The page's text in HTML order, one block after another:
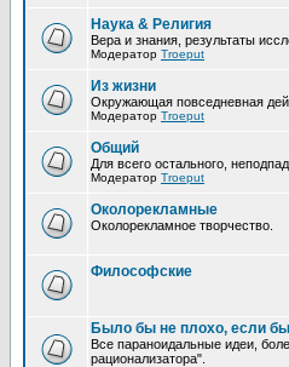
Наука & Религия
Вера и знания, результаты
Модератор Troeput
Из жизни
Окружающая повседневная
Модератор Troeput
Общий
Для всего остального,
Модератор Troeput
Околорекламные
Околорекламное творчество.
Философские
Было бы не плохо, если
Все параноидальные идеи,
рационализатора".